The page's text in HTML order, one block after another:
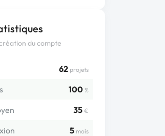
du compte
62 projets
100 %
35 €
5 mois